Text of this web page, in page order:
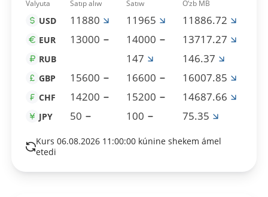
Valyuta Satıp alıw Satıw O‘zb MB
USD 11880 11965 11886.72
EUR 13000 14000 13717.27
RUB 147 146.37
GBP 15600 16600 16007.85
CHF 14200 15200 14687.66
JPY 50 100 75.35
Kurs 06.08.2026 11:00:00 kúnine shekem ámel
etedi